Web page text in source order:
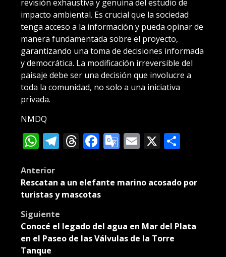
revisión exhaustiva y genuina del estudio de
impacto ambiental. Es crucial que la sociedad
tenga acceso a la información y pueda opinar de
manera fundamentada sobre el proyecto,
garantizando una toma de decisiones informada
y democrática. La modificación irreversible del
paisaje debe ser una decisión que involucre a
toda la comunidad, no solo a una iniciativa
privada.
NMDQ
WhatsApp
Telegram
Threads
Facebook
Google
Email
X
Post
navigation
Anterior
Rescatan a un elefante marino acosado por
turistas y mascotas
Siguiente
Conocé el legado del agua en Mar del Plata
en el Paseo de las Válvulas de la Torre
Tanque